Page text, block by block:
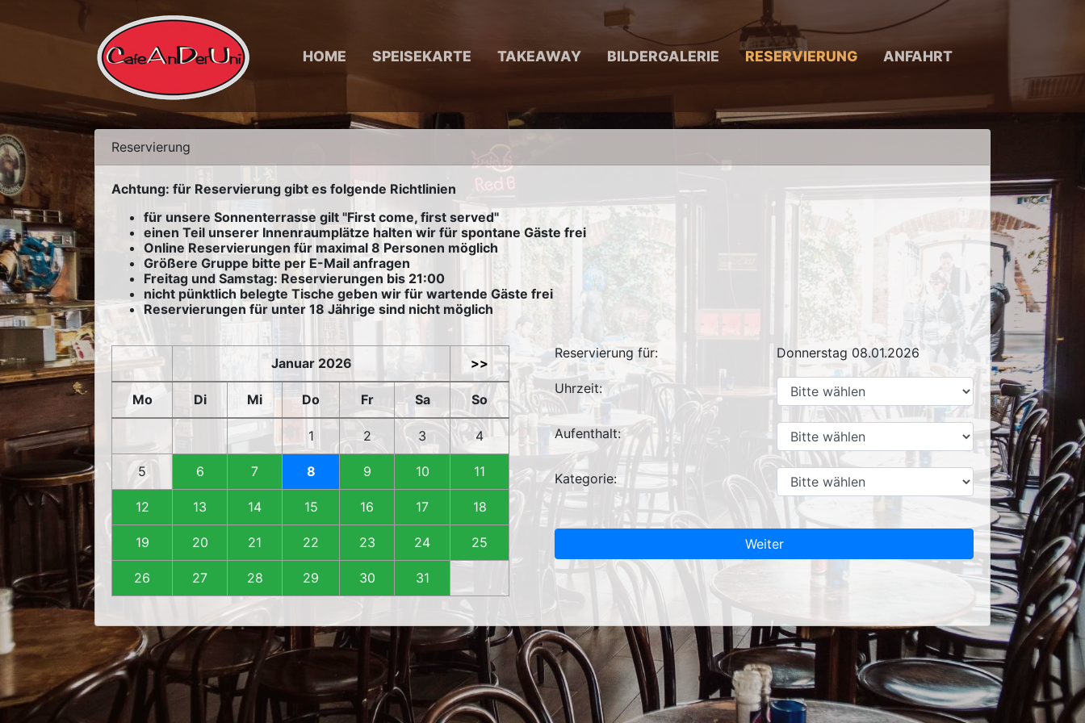
HOME SPEISEKARTE TAKEAWAY BILDERGALERIE RESERVIERUNG ANFAHRT
Reservierung
Achtung: für Reservierung gibt es folgende Richtlinien
für unsere Sonnenterrasse gilt "First come, first served"
einen Teil unserer Innenraumplätze halten wir für spontane Gäste frei
Online Reservierungen für maximal 8 Personen möglich
Größere Gruppe bitte per E-Mail anfragen
Freitag und Samstag: Reservierungen bis 21:00
nicht pünktlich belegte Tische geben wir für wartende Gäste frei
Reservierungen für unter 18 Jährige sind nicht möglich
Januar 2026 >>
Mo Di Mi Do Fr Sa So
1 2 3 4
5 6 7 8 9 10 11
12 13 14 15 16 17 18
19 20 21 22 23 24 25
26 27 28 29 30 31
Reservierung für: Donnerstag 08.01.2026
Uhrzeit:
Aufenthalt:
Kategorie:
Weiter